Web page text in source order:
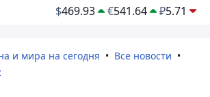
$469.93 €541.64 ₽5.71
и мира на сегодня
Все новости